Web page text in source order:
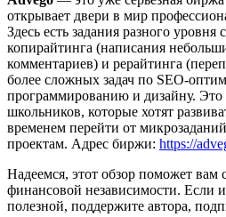
открывает двери в мир
Здесь есть задания разного
копирайтинга (написания
комментариев) и рерайтинга
более сложных задач по SEO-
программированию и дизайну. Это
школьников, которые хотят
временем перейти от
проектам. Адрес биржи: https://
Надеемся, этот обзор поможет вам
финансовой независимости. Если
полезной, поддержите автора,